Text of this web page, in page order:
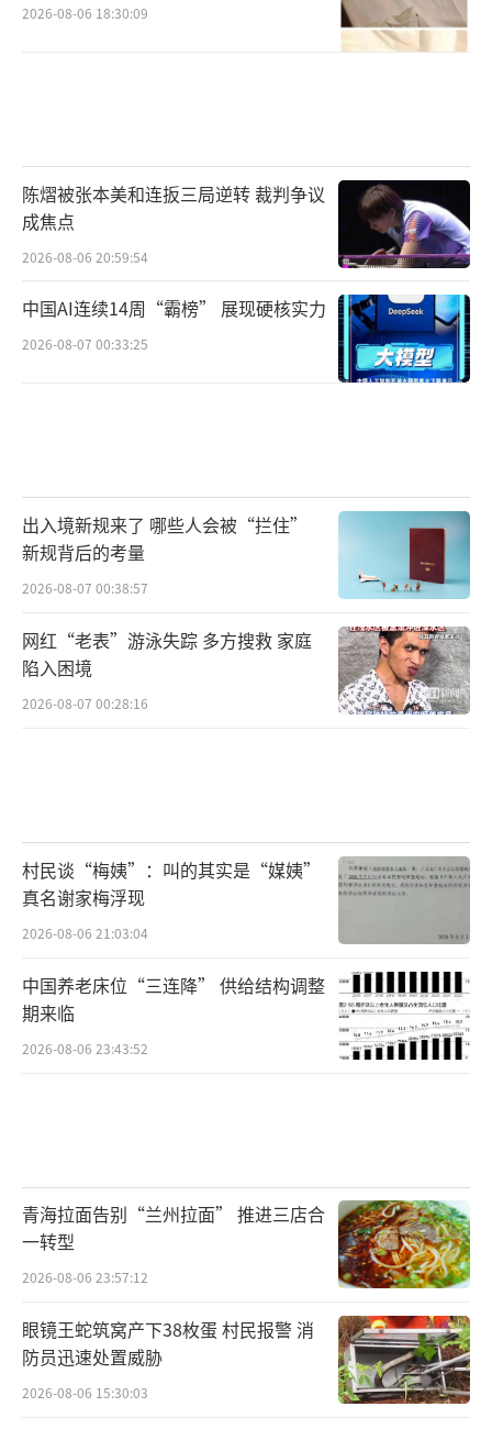
2026-08-06 18:30:09
陈熠被张本美和连扳三局逆转 裁判争议
成焦点
2026-08-06 20:59:54
中国AI连续14周“霸榜” 展现硬核实力
2026-08-07 00:33:25
出入境新规来了 哪些人会被“拦住”
新规背后的考量
2026-08-07 00:38:57
网红“老表”游泳失踪 多方搜救 家庭
陷入困境
2026-08-07 00:28:16
村民谈“梅姨”：叫的其实是“媒姨”
真名谢家梅浮现
2026-08-06 21:03:04
中国养老床位“三连降” 供给结构调整
期来临
2026-08-06 23:43:52
青海拉面告别“兰州拉面” 推进三店合
一转型
2026-08-06 23:57:12
眼镜王蛇筑窝产下38枚蛋 村民报警 消
防员迅速处置威胁
2026-08-06 15:30:03